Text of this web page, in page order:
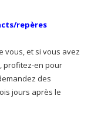
repères
vous, et si vous avez
profitez-en pour
des
jours après le